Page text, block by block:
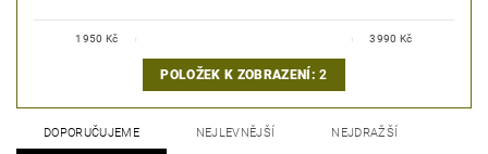
1950 Kč 3990 Kč
POLOŽEK K ZOBRAZENÍ:2
DOPORUČUJEME NEJLEVNĚJŠÍ NEJDRAŽŠÍ